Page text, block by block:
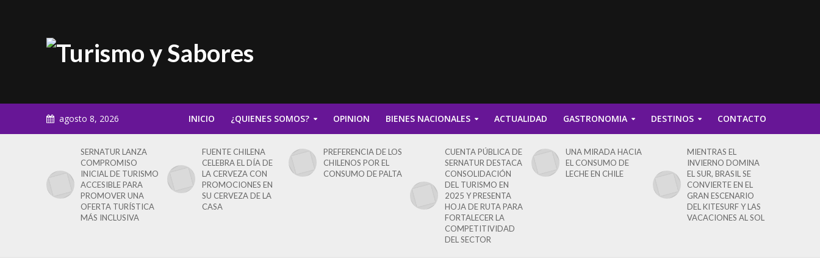
agosto 8, 2026 INICIO ¿QUIENES SOMOS? OPINION BIENES NACIONALES ACTUALIDAD GASTRONOMIA DESTINOS CONTACTO
SERNATUR LANZA
COMPROMISO
INICIAL DE TURISMO
ACCESIBLE PARA
PROMOVER UNA
OFERTA TURÍSTICA
MÁS INCLUSIVA
FUENTE CHILENA
CELEBRA EL DÍA DE
LA CERVEZA CON
PROMOCIONES EN
SU CERVEZA DE LA
CASA
PREFERENCIA DE LOS
CHILENOS POR EL
CONSUMO DE PALTA
CUENTA PÚBLICA DE
SERNATUR DESTACA
CONSOLIDACIÓN
DEL TURISMO EN
2025 Y PRESENTA
HOJA DE RUTA PARA
FORTALECER LA
COMPETITIVIDAD
DEL SECTOR
UNA MIRADA HACIA
EL CONSUMO DE
LECHE EN CHILE
MIENTRAS EL
INVIERNO DOMINA
EL SUR, BRASIL SE
CONVIERTE EN EL
GRAN ESCENARIO
DEL KITESURF Y LAS
VACACIONES AL SOL